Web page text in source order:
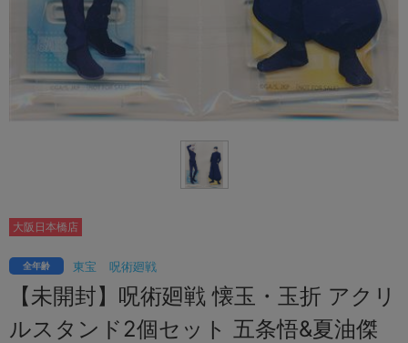
東宝 呪術廻戦
全年齢
【未開封】呪術廻戦 懐玉・玉折 アクリ
ルスタンド2個セット 五条悟&夏油傑
大阪日本橋店